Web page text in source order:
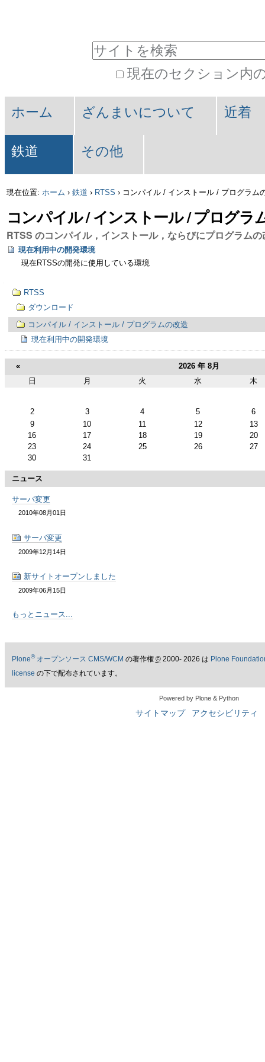
ツ
飛
ぶ
|
ナ
ビ
ー
シ
ョ
ン
ル
ツ
ー
ル
現在のセクション内
細
索
セ
ク
シ
ョ
ン
ホーム ざんまいについて 近着
鉄道 その他
現在位置: ホーム › 鉄道 › RTSS › コンパイル / インストール / プログラム
コンパイル / インストール / プログラ
RTSS のコンパイル，インストール，ならびにプログラム
現在利用中の開発環境
現在RTSSの開発に使用している環境
ー
RTSS
ダウンロード
コンパイル / インストール / プログラムの改造
現在利用中の開発環境
« 2026 年 8月
日 月 火 水 木
2 3 4 5
6
9
10 11 12
13
16
17 18 19
20
23
24 25 26
27
30
31
ニュース
サーバ変更
2010年08月01日
サーバ変更
2009年12月14日
新サイトオープンしました
2009年06月15日
もっとニュース...
Plone®オープンソース CMS/WCM の著作権 ©2000- 2026 は Plone
license の下で配布されています。
Powered by Plone & Python
サイトマップ アクセシビリティ